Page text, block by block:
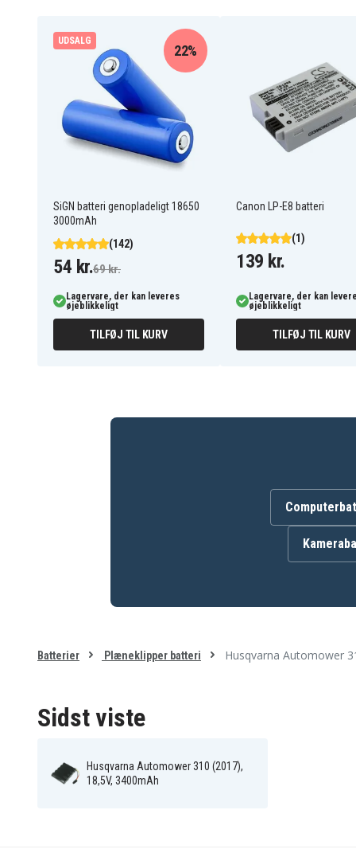
Gardena R160Li (2017)
Gardena Sileno+
Husqvarna Automower
310 (2017)
Husqvarna Automower
Husqvarna Automower
315 (2016)
Husqvarna Automower
315 (2017)
Smart Sileno
City9676473-03
UDSALG
SiGN batteri genopladeligt 18650
3000mAh
(142)
22%
54 kr.69 kr.
Lagervare, der kan leveres
øjeblikkeligt
TILFØJ TIL KURV
Canon LP-E8 batteri
(1)
139 kr.
Lagervare, der kan
øjeblikkeligt
TILFØJ TIL KURV
Batterier Plæneklipper batteri Husqvarna Automower
Sidst viste
Husqvarna Automower 310 (2017),
18,5V, 3400mAh